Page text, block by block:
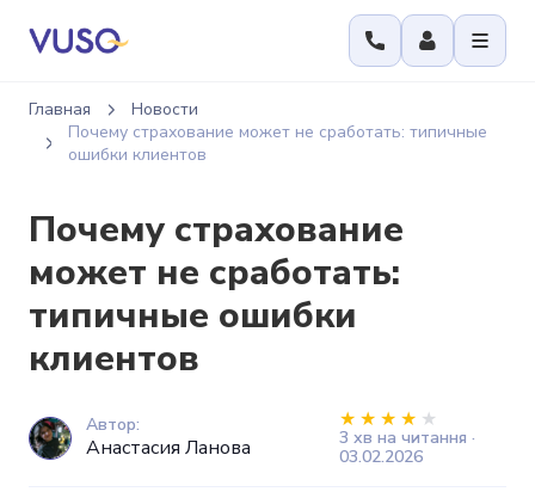
Главная
Новости
Почему страхование может не сработать: типичные
ошибки клиентов
Почему страхование
может не сработать:
типичные ошибки
клиентов
Автор:
Анастасия Ланова
3 хв на читання ·
03.02.2026